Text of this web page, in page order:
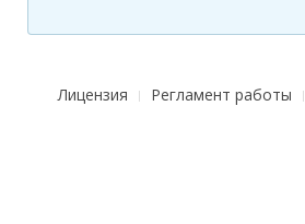
Лицензия Регламент работы